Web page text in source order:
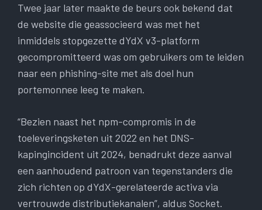
Twee jaar later maakte de beurs ook bekend dat
de website die geassocieerd was met het
inmiddels stopgezette dYdX v3-platform
gecompromitteerd was om gebruikers om te leiden
naar een phishing-site met als doel hun
portemonnee leeg te maken.
“Bezien naast het npm-compromis in de
toeleveringsketen uit 2022 en het DNS-
kapingincident uit 2024, benadrukt deze aanval
een aanhoudend patroon van tegenstanders die
zich richten op dYdX-gerelateerde activa via
vertrouwde distributiekanalen”, aldus Socket.